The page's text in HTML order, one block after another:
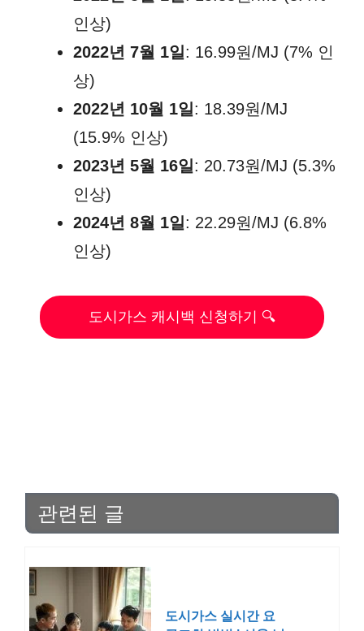
인상)
2022년 7월 1일 : 16.99원/MJ (7% 인
상)
2022년 10월 1일 : 18.39원/MJ
(15.9% 인상)
2023년 5월 16일 : 20.73원/MJ (5.3%
인상)
2024년 8월 1일 : 22.29원/MJ (6.8%
인상)
도시가스 캐시백 신청하기 🔍
관련된 글
도시가스 실시간 요